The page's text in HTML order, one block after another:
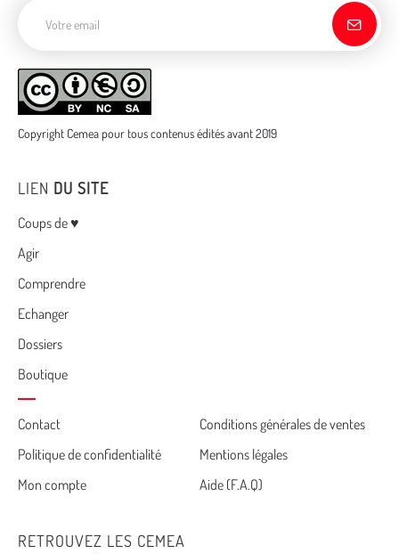
Copyright Cemea pour tous contenus édités avant 2019
LIEN DU SITE
Menu
Coups de ♥
Agir
Comprendre
Echanger
Dossiers
Boutique
Cemea
footer
Contact
Conditions générales de ventes
Politique de confidentialité
Mentions légales
Mon compte
Aide (F.A.Q)
RETROUVEZ LES CEMEA